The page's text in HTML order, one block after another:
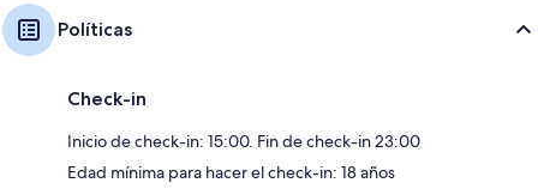
Políticas
Check-in
Inicio de check-in: 15:00. Fin de check-in 23:00
Edad mínima para hacer el check-in: 18 años